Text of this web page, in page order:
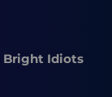
Bright Idiots